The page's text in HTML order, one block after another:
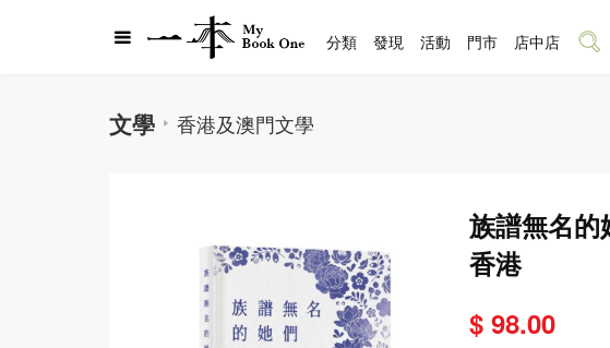
文學 香港及澳門文學
族譜無名
香港
$ 98.00
分類 發現 活動 門市 店中店